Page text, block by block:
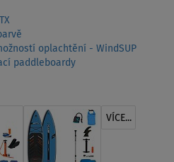
oplachtění - WindSUP
paddleboardy
VÍCE...